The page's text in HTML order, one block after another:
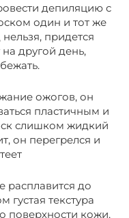
депиляцию с
один и тот же
придется
другой день,
ожогов, он
пластичным и
слишком жидкий
он перегрелся и
расплавится до
текстура
поверхности кожи,